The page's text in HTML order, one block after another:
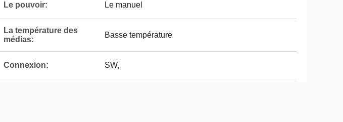
Le pouvoir: Le manuel
La température des
médias:
Basse température
Connexion: SW,